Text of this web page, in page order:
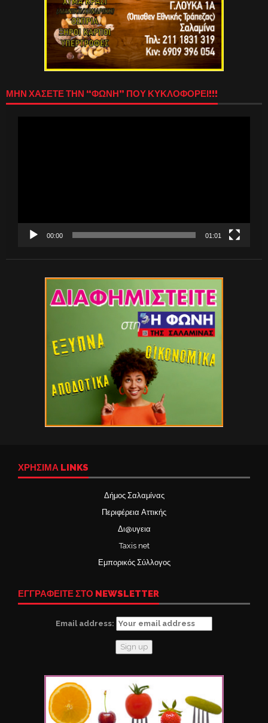
ΜΗΝ ΧΑΣΕΤΕ ΤΗΝ “ΦΩΝΗ” ΠΟΥ ΚΥΚΛΟΦΟΡΕΙ!!!
00:00 01:01
ΧΡΉΣΙΜΑ LINKS
Δήμος Σαλαμίνας
Περιφέρεια Αττικής
Δι@υγεια
Taxis net
Εμπορικός Σύλλογος
ΕΓΓΡΑΦΕΙΤΕ ΣΤΟ NEWSLETTER
Email address: